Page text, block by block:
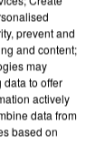
prevent and
and content;
may
to offer
actively
data from
based on